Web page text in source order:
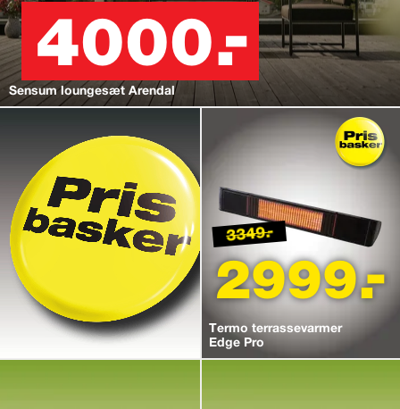
4000.-
Sensum loungesæt Arendal
3349.-
2999.-
Termo terrassevarmer
Edge Pro